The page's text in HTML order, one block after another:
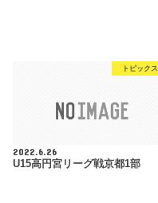
トピックス
2022.6.26
U15高円宮リーグ戦京都1部